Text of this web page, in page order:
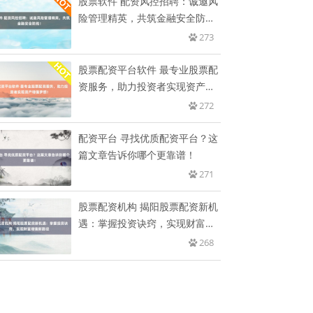
险管理精英，共筑金融安全防
273
股票配资平台软件 最专业股票配
资服务，助力投资者实现资产增
272
配资平台 寻找优质配资平台？这
篇文章告诉你哪个更靠谱！
271
股票配资机构 揭阳股票配资新机
遇：掌握投资诀窍，实现财富增
268